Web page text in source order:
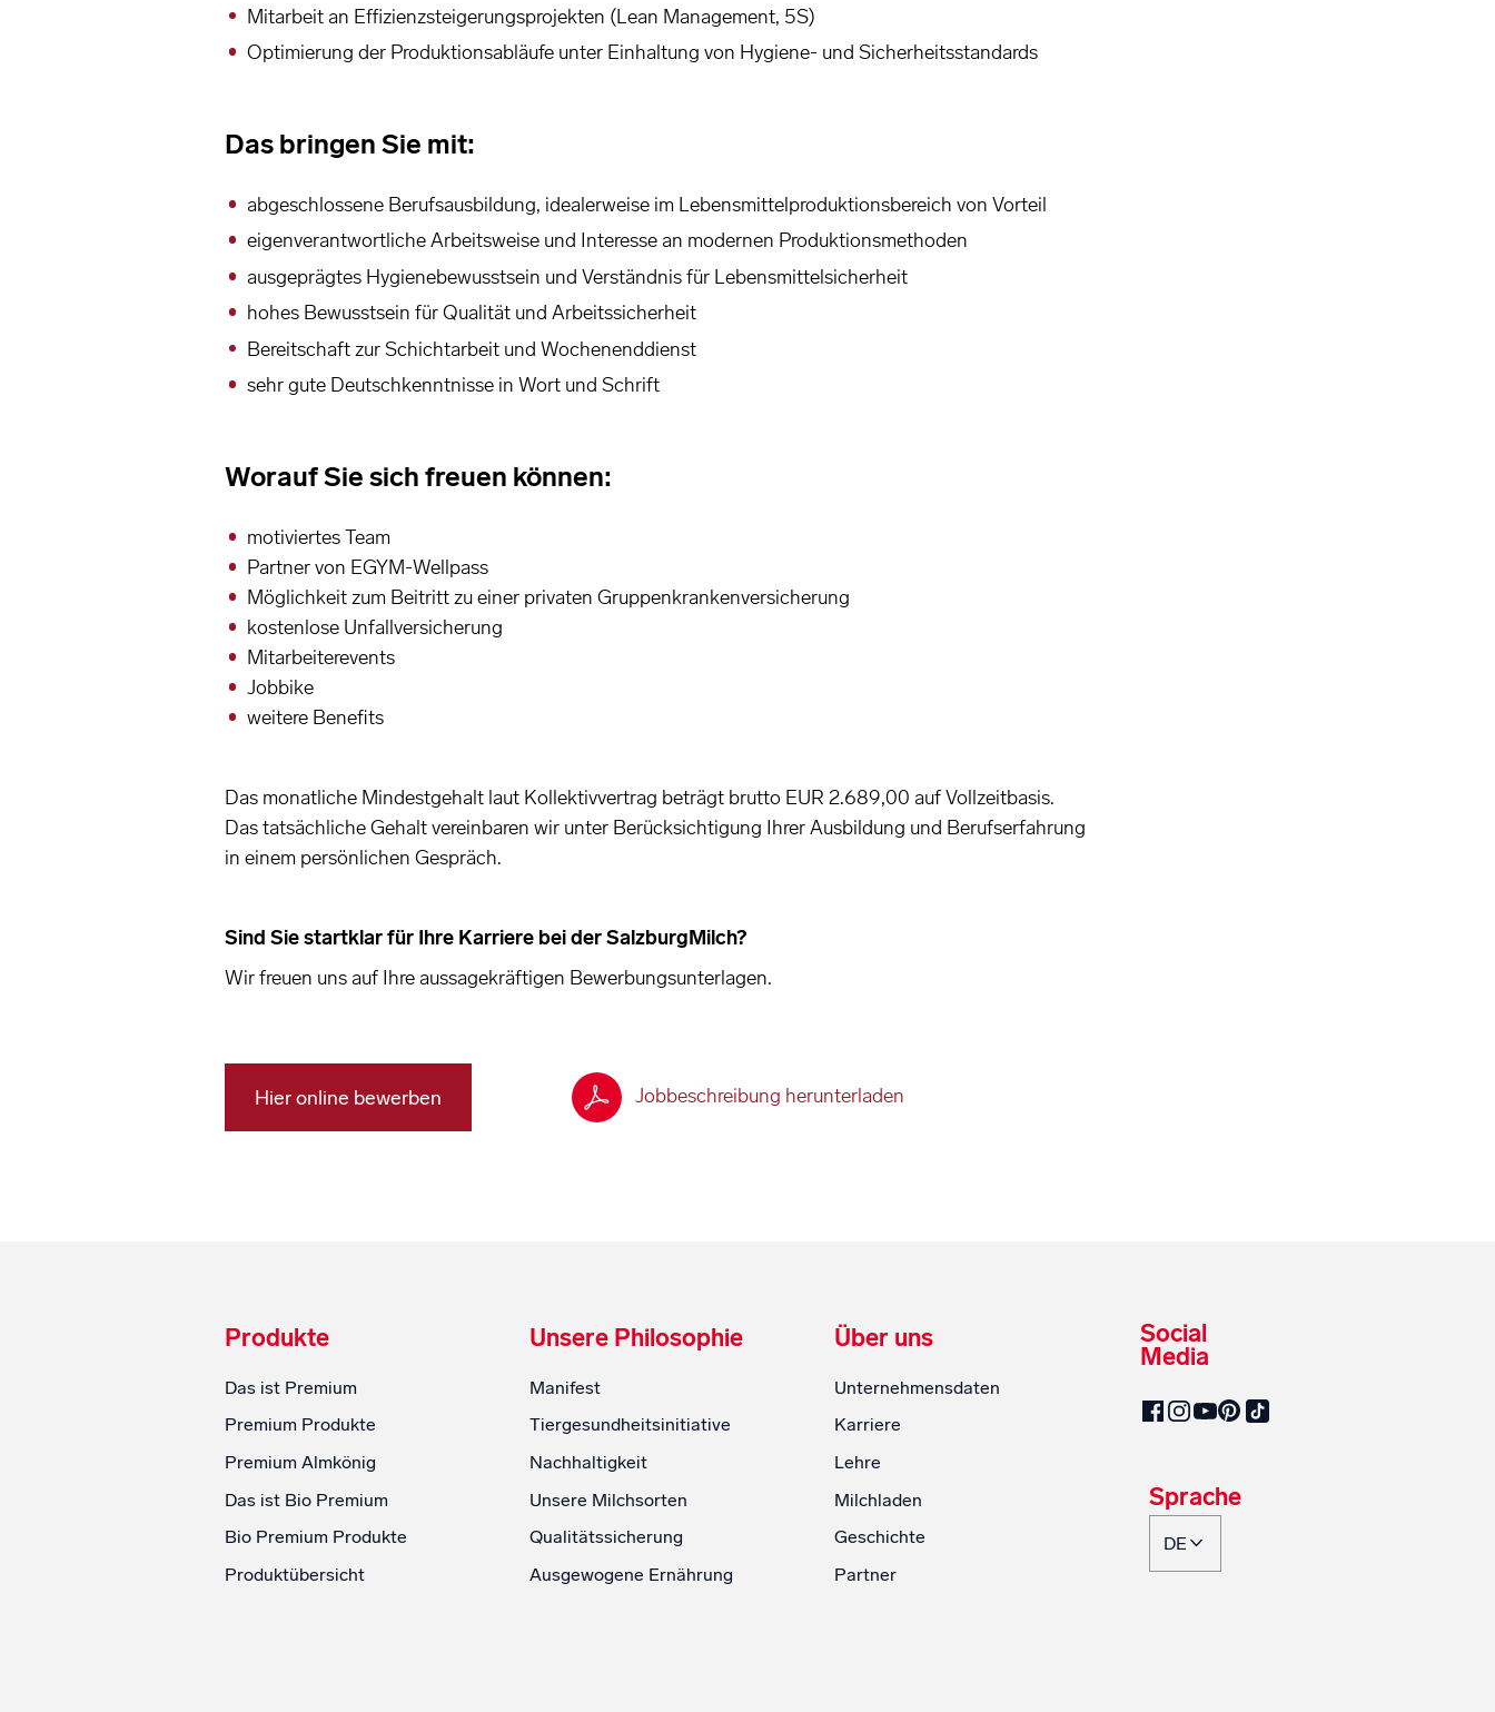
Mitarbeit an Effizienzsteigerungsprojekten (Lean Management, 5S)
Optimierung der Produktionsabläufe unter Einhaltung von Hygiene- und Sicherheitsstandards
Das bringen Sie mit:
abgeschlossene Berufsausbildung, idealerweise im Lebensmittelproduktionsbereich von Vorteil
eigenverantwortliche Arbeitsweise und Interesse an modernen Produktionsmethoden
ausgeprägtes Hygienebewusstsein und Verständnis für Lebensmittelsicherheit
hohes Bewusstsein für Qualität und Arbeitssicherheit
Bereitschaft zur Schichtarbeit und Wochenenddienst
sehr gute Deutschkenntnisse in Wort und Schrift
Worauf Sie sich freuen können:
motiviertes Team
Partner von EGYM-Wellpass
Möglichkeit zum Beitritt zu einer privaten Gruppenkrankenversicherung
kostenlose Unfallversicherung
Mitarbeiterevents
Jobbike
weitere Benefits
Das monatliche Mindestgehalt laut Kollektivvertrag beträgt brutto EUR 2.689,00 auf Vollzeitbasis.
Das tatsächliche Gehalt vereinbaren wir unter Berücksichtigung Ihrer Ausbildung und Berufserfahrung
in einem persönlichen Gespräch.
Sind Sie startklar für Ihre Karriere bei der SalzburgMilch?
Wir freuen uns auf Ihre aussagekräftigen Bewerbungsunterlagen.
Hier online bewerben Jobbeschreibung herunterladen
Produkte
Das ist Premium
Premium Produkte
Premium Almkönig
Das ist Bio Premium
Bio Premium Produkte
Produktübersicht
Unsere Philosophie
Manifest
Tiergesundheitsinitiative
Nachhaltigkeit
Unsere Milchsorten
Qualitätssicherung
Ausgewogene Ernährung
Über uns
Unternehmensdaten
Karriere
Lehre
Milchladen
Geschichte
Partner
Social
Media
SalzburgMilch auf Facebook
SalzburgMilch auf Instagram
SalzburgMilch auf YouTube
SalzburgMilch auf Pinterest
SalzburgMilch auf TikTok
Sprache